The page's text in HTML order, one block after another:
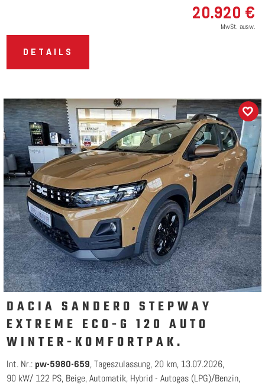
20.920 €
MwSt. ausw.
DETAILS
DACIA SANDERO STEPWAY
EXTREME ECO-G 120 AUTO
WINTER-KOMFORTPAK.
Int. Nr.: pw-5980-659 Tageszulassung 20 km 13.07.2026
90 kW/ 122 PS Beige Automatik Hybrid - Autogas (LPG)/Benzin